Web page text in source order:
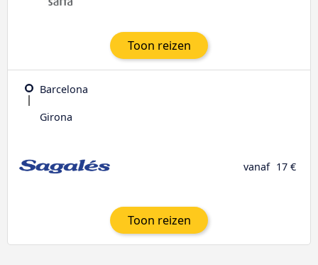
Toon reizen
Barcelona
Girona
vanaf 17 €
Toon reizen